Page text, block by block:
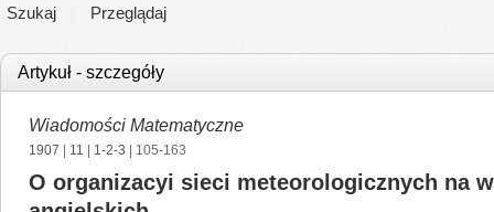
Szukaj Przeglądaj
Artykuł - szczegóły
Wiadomości Matematyczne
1907 11 1-2-3 | 105-163
O organizacyi sieci meteorologicznych na